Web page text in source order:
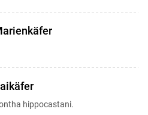
hippocastani.